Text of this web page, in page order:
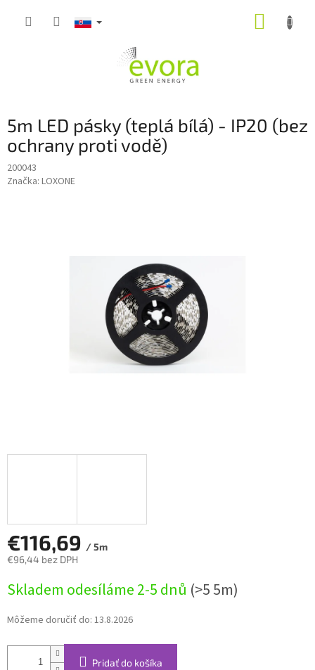
5m LED pásky (teplá bílá) - IP20 (bez
ochrany proti vodě)
200043
Značka: LOXONE
€116,69 / 5m
€96,44 bez DPH
cena:
Skladem odesíláme 2-5 dnů (>5 5m)
Môžeme doručiť do: 13.8.2026
Pridať do košíka